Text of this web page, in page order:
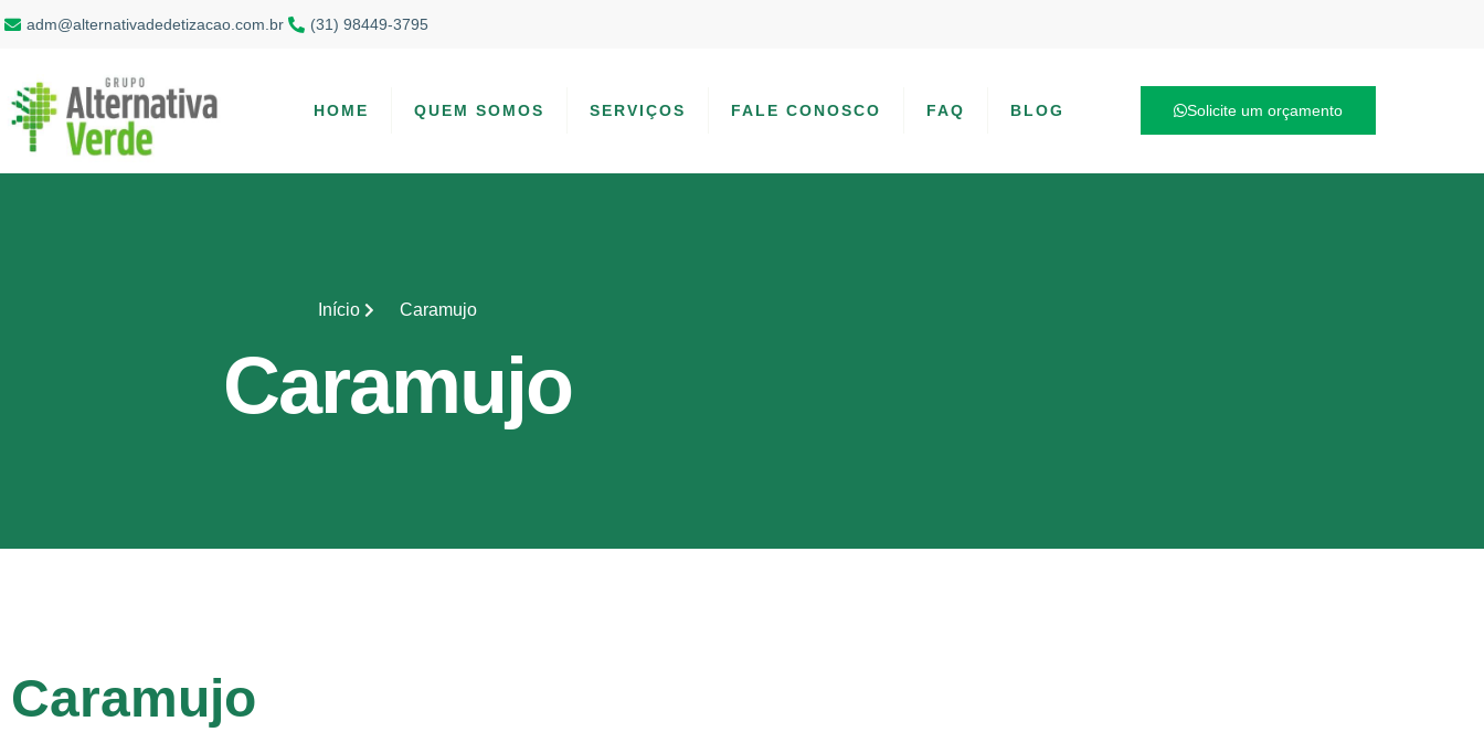
adm@alternativadedetizacao.com.br (31) 98449-3795
HOME QUEM SOMOS SERVIÇOS FALE CONOSCO FAQ BLOG Solicite um orçamento
Início Caramujo
Caramujo
Caramujo